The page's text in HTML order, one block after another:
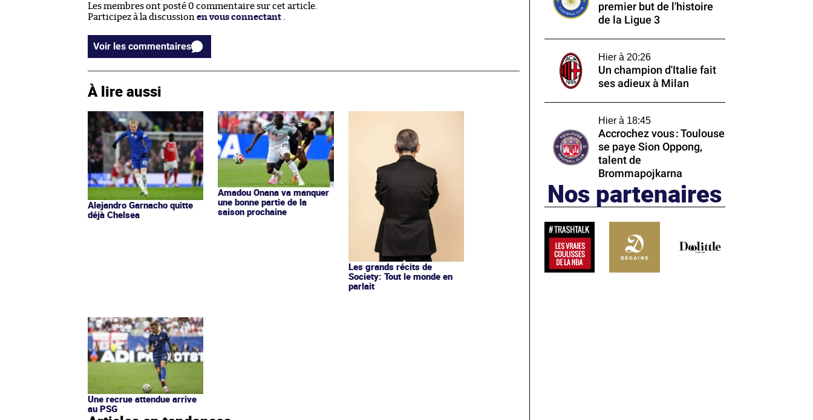
Les membres ont posté 0 commentaire sur cet article.
Participez à la discussion en vous connectant
Voir les commentaires
À lire aussi
Alejandro Garnacho quitte
déjà Chelsea
Amadou Onana va manquer
une bonne partie de la
saison prochaine
Les grands récits de
Society: Tout le monde en
parlait
Une recrue attendue arrive
au PSG
premier but de l'histoire
de la Ligue 3
Hier à 20:26
Un champion d'Italie fait
ses adieux à Milan
Hier à 18:45
Accrochez vous : Toulouse
se paye Sion Oppong,
talent de
Brommapojkarna
Nos partenaires